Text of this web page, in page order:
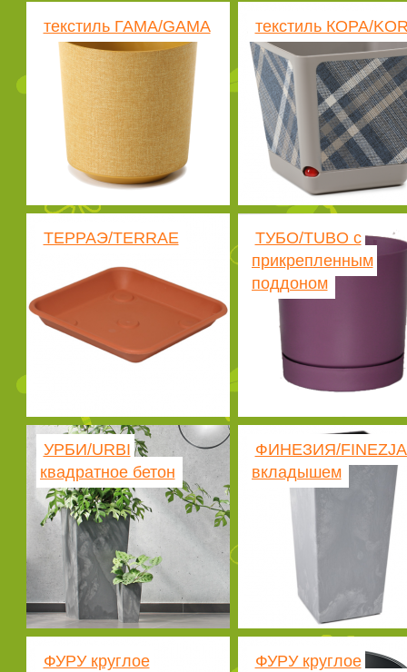
текстиль ГАМА/GAMA текстиль КОРА/
ТЕРРАЭ/TERRAE
ТУБО/TUBO с
прикрепленным
поддоном
УРБИ/URBI
квадратное бетон
ФИНЕЗИЯ/FINEZJA
вкладышем
ФУРУ круглое
ФУРУ круглое